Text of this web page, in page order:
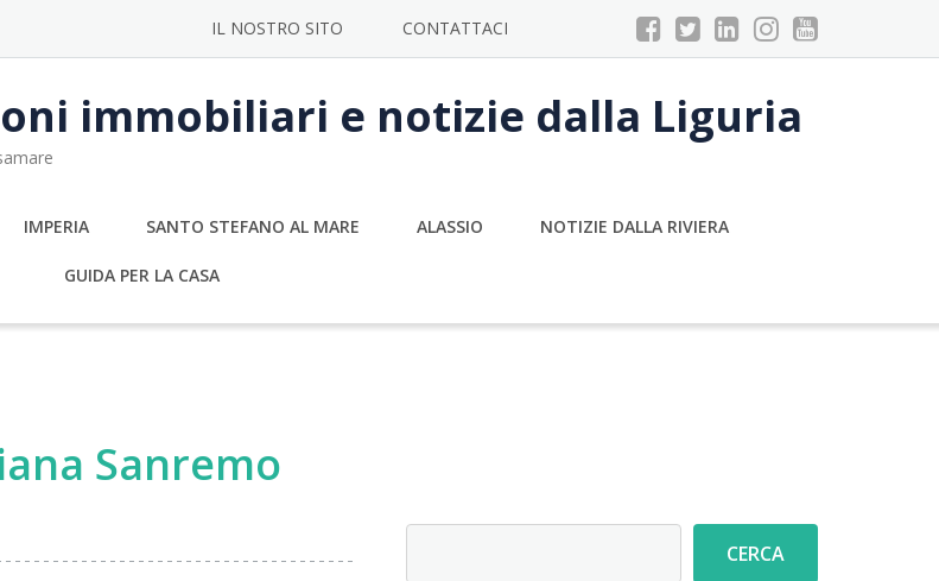
IL NOSTRO SITO CONTATTACI
immobiliari e notizie dalla Liguria
IMPERIA SANTO STEFANO AL MARE ALASSIO NOTIZIE DALLA RIVIERA
GUIDA PER LA CASA
Sanremo
CERCA